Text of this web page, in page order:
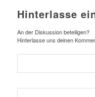
Hinterlasse
An der Diskussion beteiligen?
Hinterlasse uns deinen